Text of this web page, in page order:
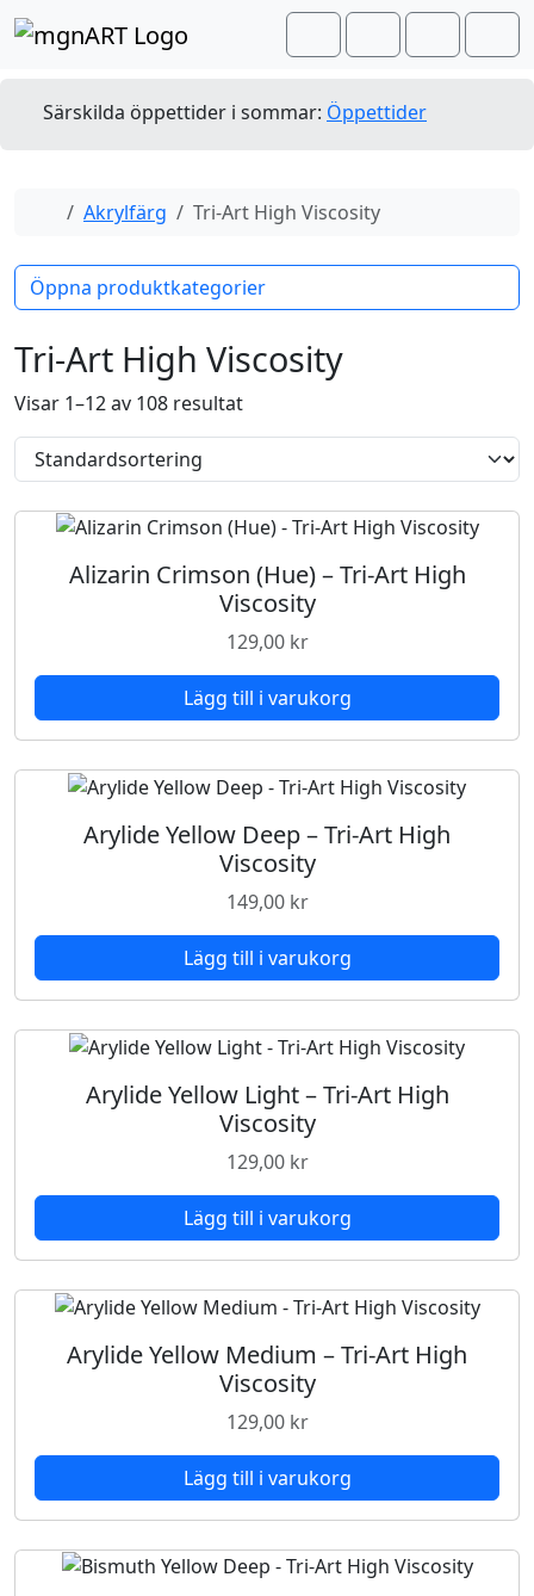
Skip to content
Skip to footer
SearchAccount
Cart
Särskilda öppettider i sommar: Öppettider
Home
Akrylfärg Tri-Art High Viscosity
Öppna produktkategorier
Tri-Art High Viscosity
Visar 1–12 av 108 resultat
Alizarin Crimson (Hue) – Tri-Art High
Viscosity
129,00 kr
Lägg till i varukorg
Arylide Yellow Deep – Tri-Art High
Viscosity
149,00 kr
Lägg till i varukorg
Arylide Yellow Light – Tri-Art High
Viscosity
129,00 kr
Lägg till i varukorg
Arylide Yellow Medium – Tri-Art High
Viscosity
129,00 kr
Lägg till i varukorg